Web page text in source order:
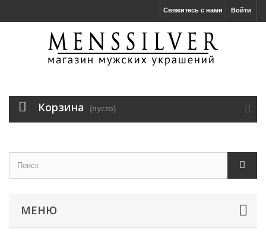
Войти
Свяжитесь с нами
Корзина (пусто)
МЕНЮ